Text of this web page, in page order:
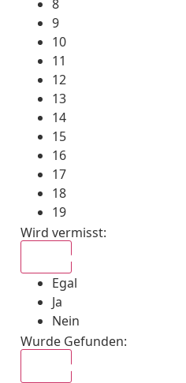
8
9
10
11
12
13
14
15
16
17
18
19
Wird vermisst:
Egal
Ja
Nein
Wurde Gefunden: